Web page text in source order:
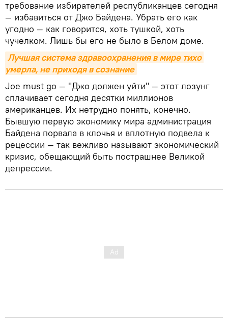
требование избирателей республиканцев сегодня
— избавиться от Джо Байдена. Убрать его как
угодно — как говорится, хоть тушкой, хоть
чучелком. Лишь бы его не было в Белом доме.
Лучшая система здравоохранения в мире тихо
умерла, не приходя в сознание
Joe must go — "Джо должен уйти" — этот лозунг
сплачивает сегодня десятки миллионов
американцев. Их нетрудно понять, конечно.
Бывшую первую экономику мира администрация
Байдена порвала в клочья и вплотную подвела к
рецессии — так вежливо называют экономический
кризис, обещающий быть пострашнее Великой
депрессии.